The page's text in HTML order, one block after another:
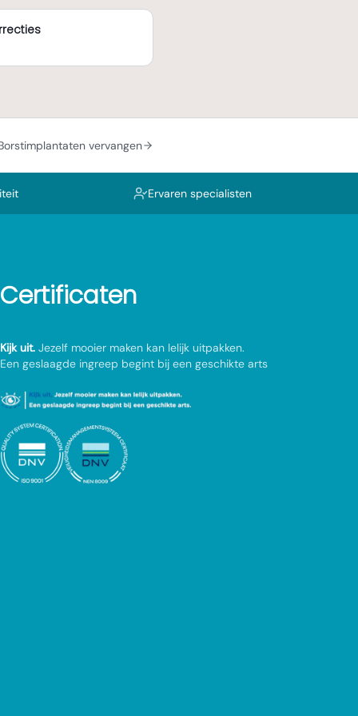
vervangen
Ervaren specialisten
Certificaten
Kijk uit. Jezelf mooier maken kan lelijk uitpakken.
Een geslaagde ingreep begint bij een geschikte arts